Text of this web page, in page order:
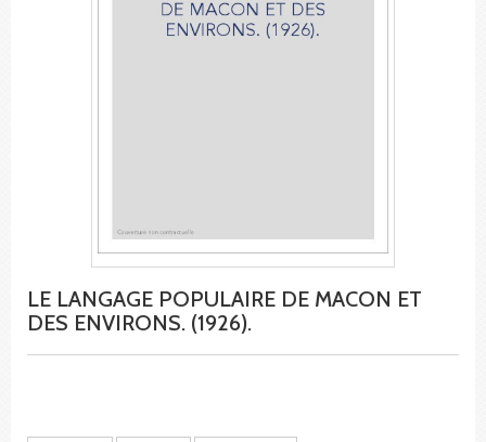
LE LANGAGE POPULAIRE DE MACON ET
DES ENVIRONS. (1926).